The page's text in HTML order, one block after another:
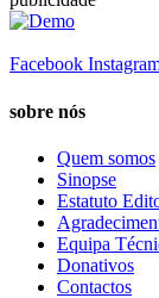
Facebook
sobre nós
Quem somos
Sinopse
Estatuto
Equipa
Donativos
Contactos